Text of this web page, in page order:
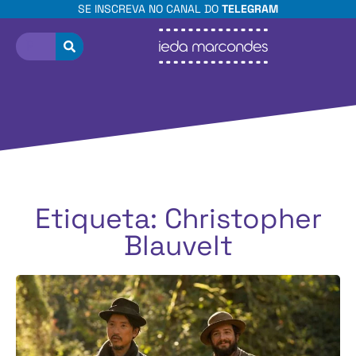
SE INSCREVA NO CANAL DO TELEGRAM
Etiqueta: Christopher
Blauvelt